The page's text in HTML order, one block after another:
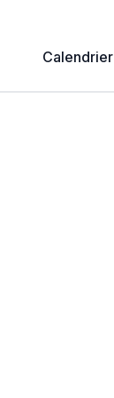
Calendrier